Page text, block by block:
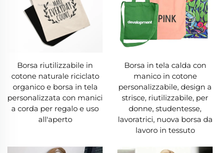
richiede cure particolari, una borsa in tela resiste
all'uso quotidiano senza perdere la forma e può
sviluppare col tempo un aspetto vissuto ma
5. Convenienza economica a lungo termine
Sebbene una borsa in tela abbia un costo
iniziale superiore rispetto alle borse di plastica
monouso, consente di risparmiare nel lungo
Borsa riutilizzabile in
cotone naturale riciclato
organico e borsa in tela
personalizzata con manici
a corda per regalo e uso
all'aperto
Borsa in tela calda con
manico in cotone
personalizzabile, design a
strisce, riutilizzabile, per
donne, studentesse,
lavoratrici, nuova borsa da
lavoro in tessuto